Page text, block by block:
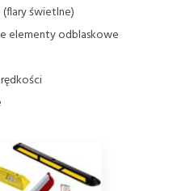
(flary świetlne)
elementy odblaskowe